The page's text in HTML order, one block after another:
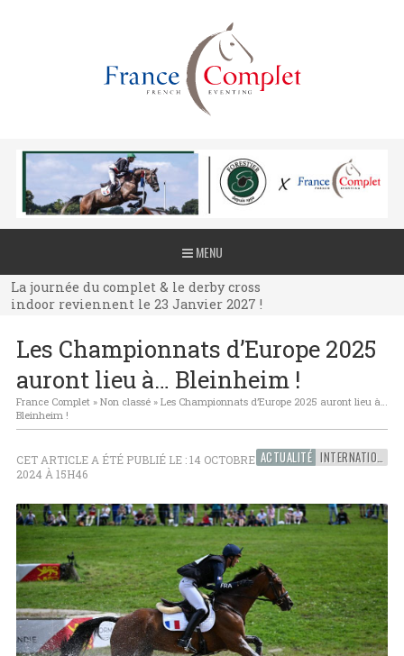
MENU
La journée du complet & le derby cross
indoor reviennent le 23 Janvier 2027 !
La journée du complet & le derby cross
indoor reviennent le 23 Janvier 2027 !
indoor reviennent le 23 Janvier 2027 !
Les Championnats d’Europe 2025
auront lieu à… Bleinheim !
France Complet» Non classé» Les Championnats d’Europe 2025 auront lieu à…
Bleinheim !
ACTUALITÉ INTERNATIONAL
CET ARTICLE A ÉTÉ PUBLIÉ LE : 14 OCTOBRE
2024 À 15H46